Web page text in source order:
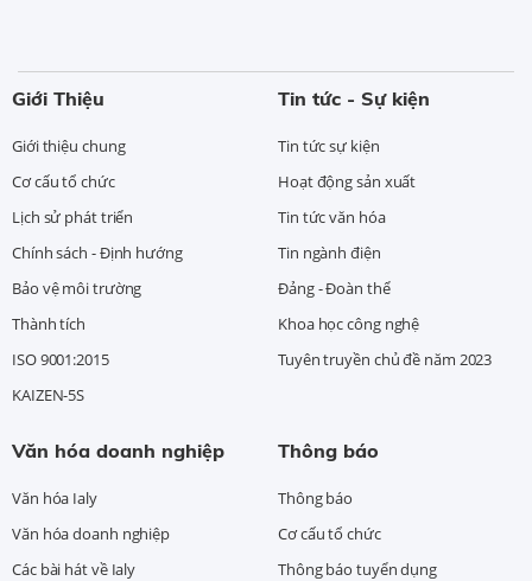
Giới Thiệu
Giới thiệu chung
Cơ cấu tổ chức
Lịch sử phát triển
Chính sách - Định hướng
Bảo vệ môi trường
Thành tích
ISO 9001:2015
KAIZEN-5S
Tin tức - Sự kiện
Tin tức sự kiện
Hoạt động sản xuất
Tin tức văn hóa
Tin ngành điện
Đảng - Đoàn thể
Khoa học công nghệ
Tuyên truyền chủ đề năm 2023
Văn hóa doanh nghiệp
Văn hóa Ialy
Văn hóa doanh nghiệp
Các bài hát về Ialy
Thông báo
Thông báo
Cơ cấu tổ chức
Thông báo tuyển dụng